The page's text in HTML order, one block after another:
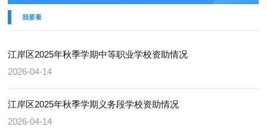
我要看
江岸区2025年秋季学期中等职业学校资助情况
2026-04-14
江岸区2025年秋季学期义务段学校资助情况
2026-04-14